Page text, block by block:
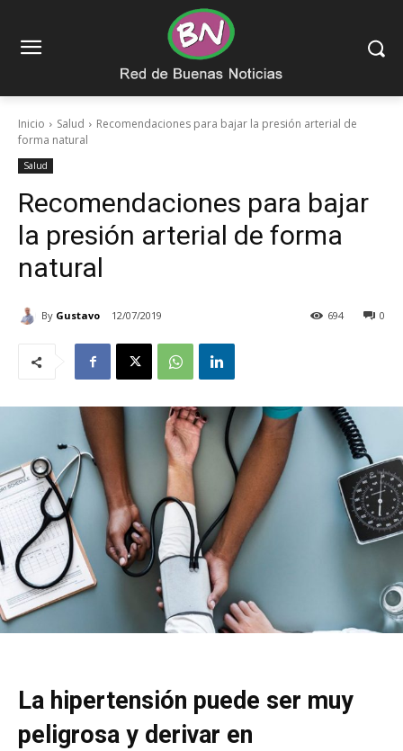
Inicio Salud
Recomendaciones para bajar la presión arterial de
forma natural
Salud
Recomendaciones para bajar
la presión arterial de forma
natural
By Gustavo 12/07/2019 0
694
La hipertensión puede ser muy
peligrosa y derivar en